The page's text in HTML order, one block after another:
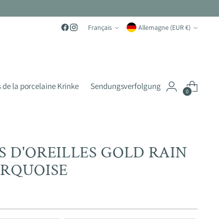
Langue
Français Monnaie Allemagne (EUR €)
de la porcelaine Krinke Sendungsverfolgung 0
D'OREILLES GOLD RAIN